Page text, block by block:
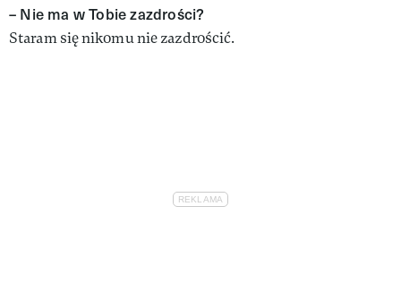
– Nie ma w Tobie zazdrości?
Staram się nikomu nie zazdrościć.